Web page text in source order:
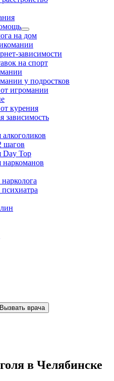
на дом
зависимости
на спорт
у подростков
игромании
курения
зависимость
шагов
Day Top
наркоманов
Вызвать врача
в Челябинске